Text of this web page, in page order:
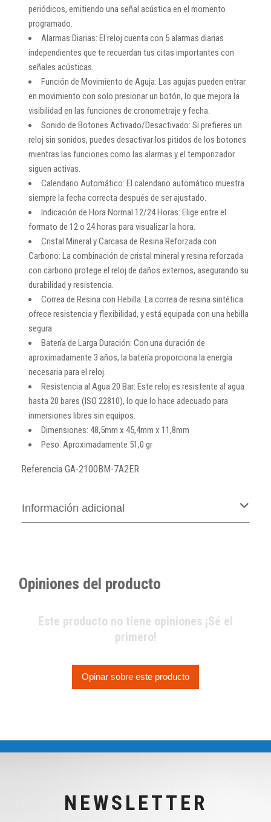
periódicos, emitiendo una señal acústica en el momento
programado.
Alarmas Diarias: El reloj cuenta con 5 alarmas diarias
independientes que te recuerdan tus citas importantes con
señales acústicas.
Función de Movimiento de Aguja: Las agujas pueden entrar
en movimiento con solo presionar un botón, lo que mejora la
visibilidad en las funciones de cronometraje y fecha.
Sonido de Botones Activado/Desactivado: Si prefieres un
reloj sin sonidos, puedes desactivar los pitidos de los botones
mientras las funciones como las alarmas y el temporizador
siguen activas.
Calendario Automático: El calendario automático muestra
siempre la fecha correcta después de ser ajustado.
Indicación de Hora Normal 12/24 Horas: Elige entre el
formato de 12 o 24 horas para visualizar la hora.
Cristal Mineral y Carcasa de Resina Reforzada con
Carbono: La combinación de cristal mineral y resina reforzada
con carbono protege el reloj de daños externos, asegurando su
durabilidad y resistencia.
Correa de Resina con Hebilla: La correa de resina sintética
ofrece resistencia y flexibilidad, y está equipada con una hebilla
segura.
Batería de Larga Duración: Con una duración de
aproximadamente 3 años, la batería proporciona la energía
necesaria para el reloj.
Resistencia al Agua 20 Bar: Este reloj es resistente al agua
hasta 20 bares (ISO 22810), lo que lo hace adecuado para
inmersiones libres sin equipos.
Dimensiones: 48,5mm x 45,4mm x 11,8mm
Peso: Aproximadamente 51,0 gr
Referencia GA-2100BM-7A2ER
Información adicional
Opiniones del producto
Este producto no tiene opiniones ¡Sé el
primero!
Opinar sobre este producto
NEWSLETTER